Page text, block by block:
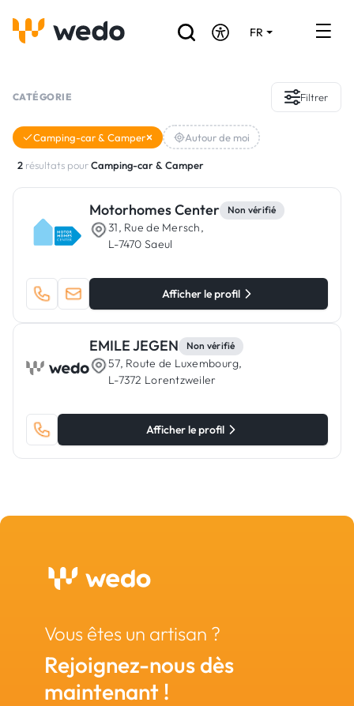
FR
Réalisations
Offres d'emploi
Vous êtes un Artisan ?
Connexion
CATÉGORIE Filtrer
Camping-car & Camper Autour de moi
2 résultats pourCamping-car & Camper
Motorhomes Center Non vérifié
31, Rue de Mersch,
L-7470 Saeul
Afficher le profil
EMILE JEGEN Non vérifié
57, Route de Luxembourg,
L-7372 Lorentzweiler
Afficher le profil
Vous êtes un artisan ?
Rejoignez-nous dès
maintenant !